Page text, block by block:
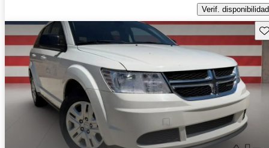
Verif. disponibilidad